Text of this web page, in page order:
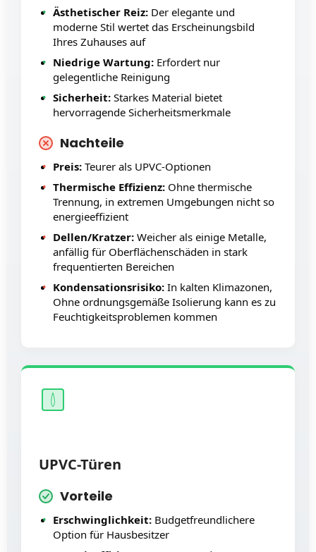
Ästhetischer Reiz: Der elegante und
moderne Stil wertet das Erscheinungsbild
Ihres Zuhauses auf
Niedrige Wartung: Erfordert nur
gelegentliche Reinigung
Sicherheit: Starkes Material bietet
hervorragende Sicherheitsmerkmale
Nachteile
Preis: Teurer als UPVC-Optionen
Thermische Effizienz: Ohne thermische
Trennung, in extremen Umgebungen nicht so
energieeffizient
Dellen/Kratzer: Weicher als einige Metalle,
anfällig für Oberflächenschäden in stark
frequentierten Bereichen
Kondensationsrisiko: In kalten Klimazonen,
Ohne ordnungsgemäße Isolierung kann es zu
Feuchtigkeitsproblemen kommen
UPVC-Türen
Vorteile
Erschwinglichkeit: Budgetfreundlichere
Option für Hausbesitzer